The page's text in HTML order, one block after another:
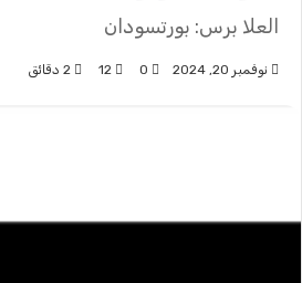
العلا برس: بورتسودان
نوفمبر 20, 2024 0
12